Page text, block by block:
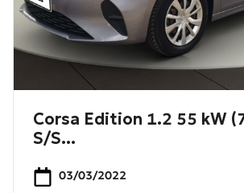
Corsa Edition 1.2 55 kW
S/S...
03/03/2022